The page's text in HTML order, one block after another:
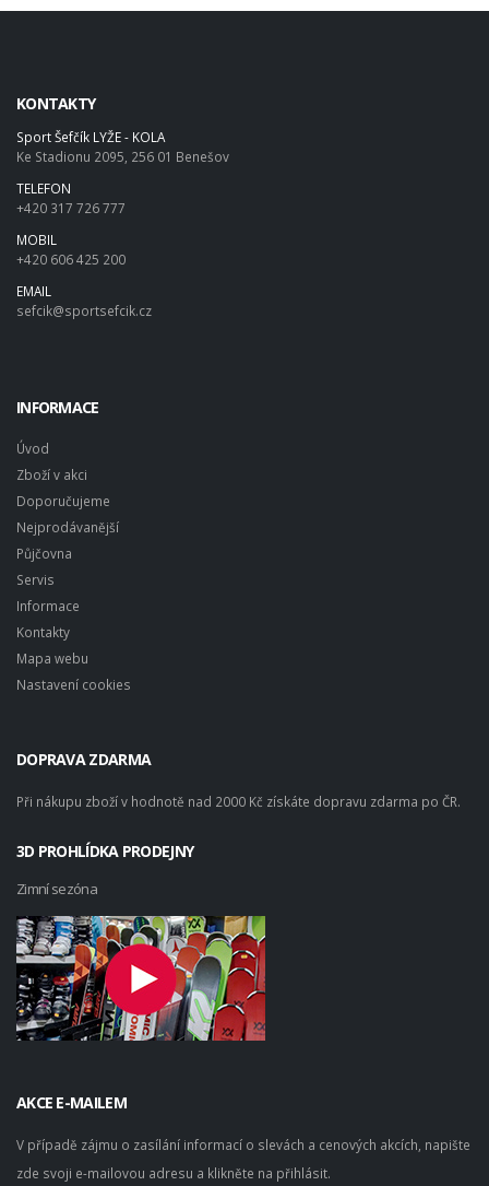
KONTAKTY
Sport Šefčík LYŽE - KOLA
Ke Stadionu 2095, 256 01 Benešov
TELEFON
+420 317 726 777
MOBIL
+420 606 425 200
EMAIL
sefcik@sportsefcik.cz
INFORMACE
Úvod
Zboží v akci
Doporučujeme
Nejprodávanější
Půjčovna
Servis
Informace
Kontakty
Mapa webu
Nastavení cookies
DOPRAVA ZDARMA
Při nákupu zboží v hodnotě nad 2000 Kč získáte dopravu zdarma po ČR.
3D PROHLÍDKA PRODEJNY
Zimní sezóna
AKCE E-MAILEM
V případě zájmu o zasílání informací o slevách a cenových akcích, napište
zde svoji e-mailovou adresu a klikněte na přihlásit.